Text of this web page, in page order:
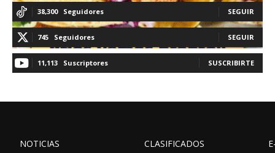
38,300 Seguidores SEGUIR
745 Seguidores SEGUIR
11,113 Suscriptores SUSCRIBIRTE
NOTICIAS
CLASIFICADOS